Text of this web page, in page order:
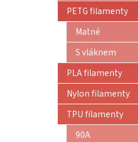
PETG filamenty
Matné
S vláknem
PLA filamenty
Nylon filamenty
TPU filamenty
90A